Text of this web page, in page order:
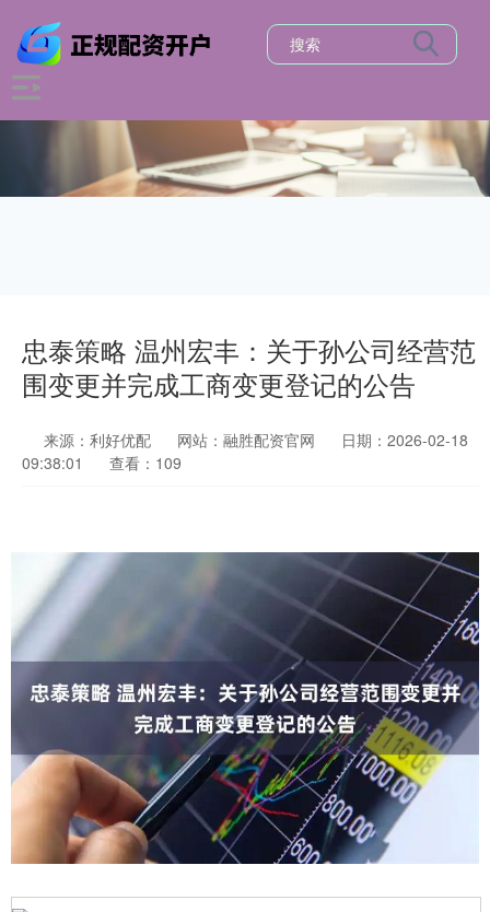
忠泰策略 温州宏丰：关于孙公司经营范
围变更并完成工商变更登记的公告
来源：利好优配 网站：融胜配资官网
日期：2026-02-18
09:38:01
查看：109